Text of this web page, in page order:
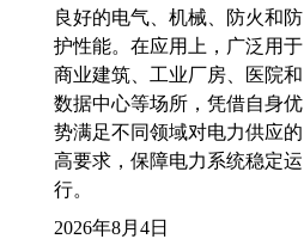
良好的电气、机械、防火和防
护性能。在应用上，广泛用于
商业建筑、工业厂房、医院和
数据中心等场所，凭借自身优
势满足不同领域对电力供应的
高要求，保障电力系统稳定运
行。
2026年8月4日